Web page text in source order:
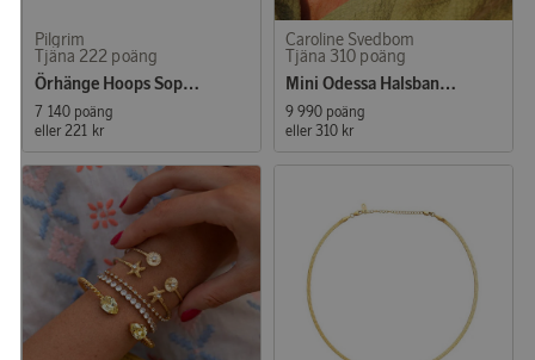
Pilgrim
Tjäna 222 poäng
Örhänge Hoops Sophia Guld
7 140 poäng
eller 221 kr
Caroline Svedbom
Tjäna 310 poäng
Mini Odessa Halsband Gold Crystal
9 990 poäng
eller 310 kr